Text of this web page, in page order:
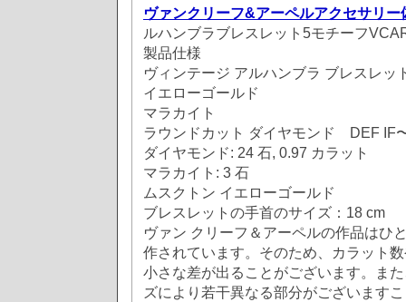
ヴァンクリーフ&アーペルアクセサリー
ルハンブラブレスレット5モチーフ
製品仕様
ヴィンテージ アルハンブラ ブレスレ
イエローゴールド
マラカイト
ラウンドカット ダイヤモンド DEF IF
ダイヤモンド: 24 石, 0.97 カラット
マラカイト: 3 石
ムスクトン イエローゴールド
ブレスレットの手首のサイズ：18 cm
ヴァン クリーフ＆アーペルの作品はひ
作されています。そのため、カラット
小さな差が出ることがございます。ま
ズにより若干異なる部分がございます